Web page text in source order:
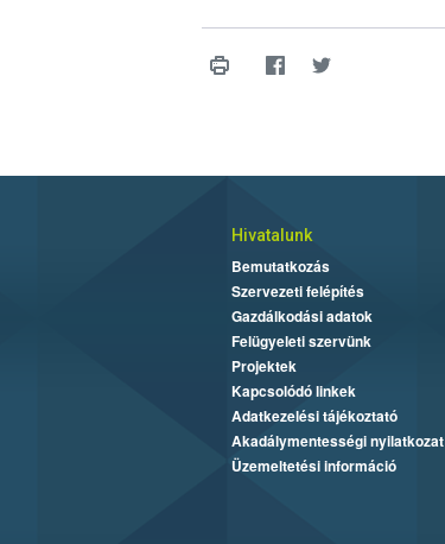
Hivatalunk
Bemutatkozás
Szervezeti felépítés
Gazdálkodási adatok
Felügyeleti szervünk
Projektek
Kapcsolódó linkek
Adatkezelési tájékoztató
Akadálymentességi nyilatkozat
Üzemeltetési információ